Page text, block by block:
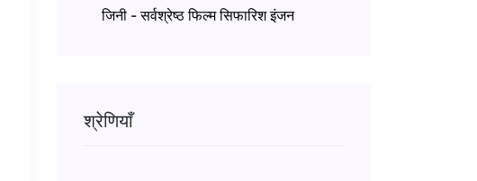
जिनी - सर्वश्रेष्ठ फिल्म सिफारिश इंजन
श्रेणियाँ